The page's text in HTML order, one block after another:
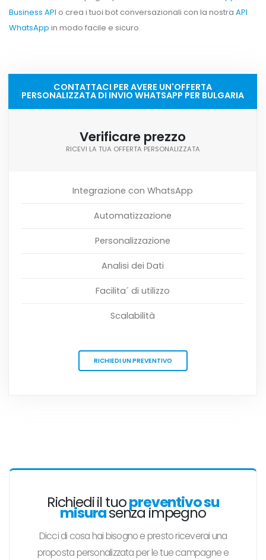
Business API o crea i tuoi bot conversazionali con la nostra API
WhatsApp in modo facile e sicuro.
CONTATTACI PER AVERE UN'OFFERTA
PERSONALIZZATA DI INVIO WHATSAPP PER BULGARIA
Verificare prezzo
RICEVI LA TUA OFFERTA PERSONALIZZATA
Integrazione con WhatsApp
Automatizzazione
Personalizzazione
Analisi dei Dati
Facilita´ di utilizzo
Scalabilità
RICHIEDI UN PREVENTIVO
Richiedi il tuopreventivo su
misurasenza impegno
Dicci di cosa hai bisogno e presto riceverai una
proposta personalizzata per le tue campagne e